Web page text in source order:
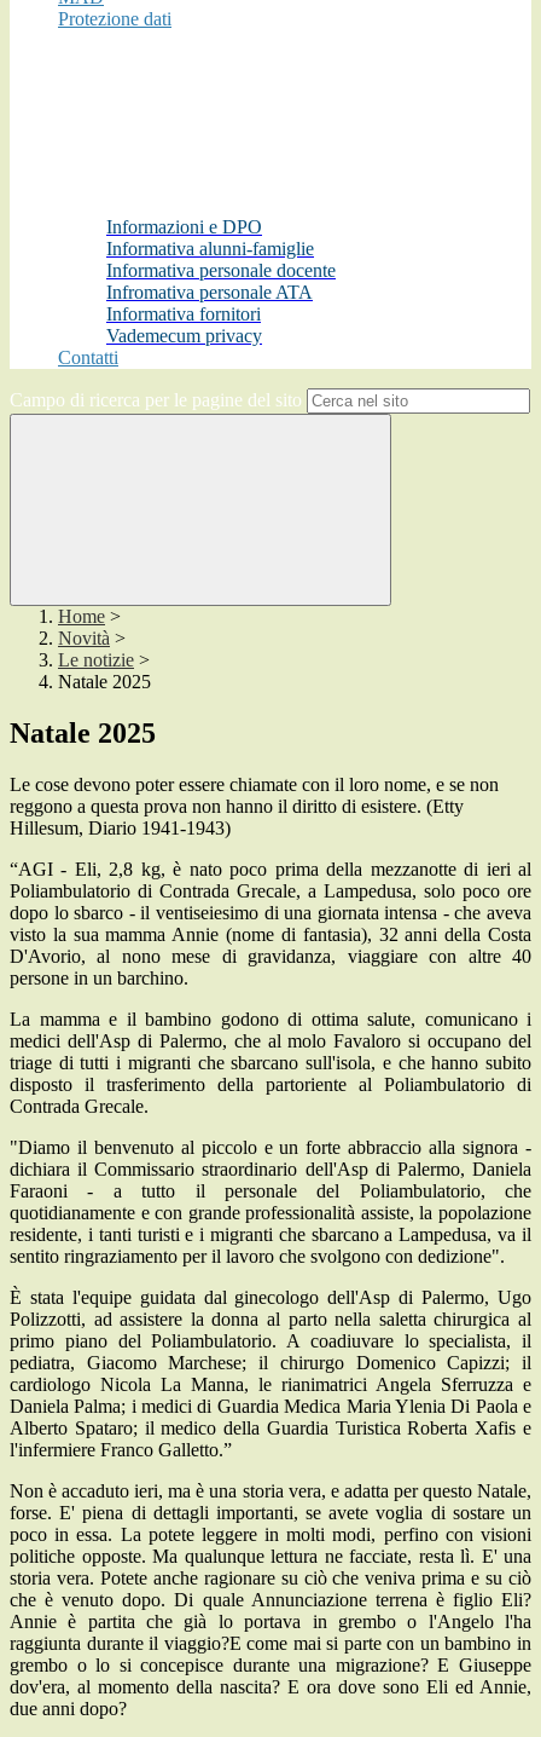
Protezione dati
Informazioni e DPO
Informativa alunni-famiglie
Informativa personale docente
Infromativa personale ATA
Informativa fornitori
Vademecum privacy
Contatti
Campo di ricerca per le pagine del sito
Home >
Novità >
Le notizie >
Natale 2025
Natale 2025
Le cose devono poter essere chiamate con il loro nome, e se non
reggono a questa prova non hanno il diritto di esistere. (Etty
Hillesum, Diario 1941-1943)
“AGI - Eli, 2,8 kg, è nato poco prima della mezzanotte di ieri al
Poliambulatorio di Contrada Grecale, a Lampedusa, solo poco ore
dopo lo sbarco - il ventiseiesimo di una giornata intensa - che aveva
visto la sua mamma Annie (nome di fantasia), 32 anni della Costa
D'Avorio, al nono mese di gravidanza, viaggiare con altre 40
persone in un barchino.
La mamma e il bambino godono di ottima salute, comunicano i
medici dell'Asp di Palermo, che al molo Favaloro si occupano del
triage di tutti i migranti che sbarcano sull'isola, e che hanno subito
disposto il trasferimento della partoriente al Poliambulatorio di
Contrada Grecale.
"Diamo il benvenuto al piccolo e un forte abbraccio alla signora -
dichiara il Commissario straordinario dell'Asp di Palermo, Daniela
Faraoni - a tutto il personale del Poliambulatorio, che
quotidianamente e con grande professionalità assiste, la popolazione
residente, i tanti turisti e i migranti che sbarcano a Lampedusa, va il
sentito ringraziamento per il lavoro che svolgono con dedizione".
È stata l'equipe guidata dal ginecologo dell'Asp di Palermo, Ugo
Polizzotti, ad assistere la donna al parto nella saletta chirurgica al
primo piano del Poliambulatorio. A coadiuvare lo specialista, il
pediatra, Giacomo Marchese; il chirurgo Domenico Capizzi; il
cardiologo Nicola La Manna, le rianimatrici Angela Sferruzza e
Daniela Palma; i medici di Guardia Medica Maria Ylenia Di Paola e
Alberto Spataro; il medico della Guardia Turistica Roberta Xafis e
l'infermiere Franco Galletto.”
Non è accaduto ieri, ma è una storia vera, e adatta per questo Natale,
forse. E' piena di dettagli importanti, se avete voglia di sostare un
poco in essa. La potete leggere in molti modi, perfino con visioni
politiche opposte. Ma qualunque lettura ne facciate, resta lì. E' una
storia vera. Potete anche ragionare su ciò che veniva prima e su ciò
che è venuto dopo. Di quale Annunciazione terrena è figlio Eli?
Annie è partita che già lo portava in grembo o l'Angelo l'ha
raggiunta durante il viaggio?E come mai si parte con un bambino in
grembo o lo si concepisce durante una migrazione? E Giuseppe
dov'era, al momento della nascita? E ora dove sono Eli ed Annie,
due anni dopo?